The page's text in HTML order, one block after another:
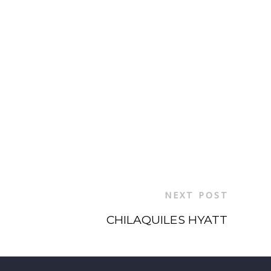
NEXT POST
CHILAQUILES HYATT